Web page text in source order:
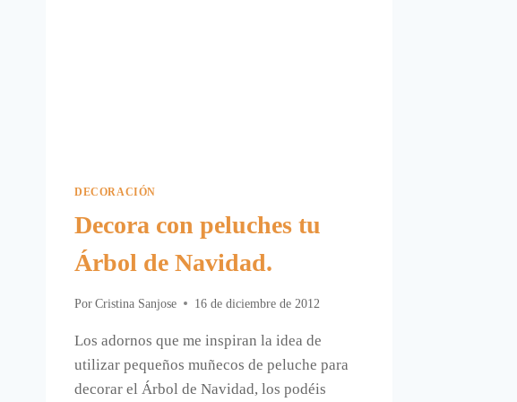
DECORACIÓN
Decora con peluches tu
Árbol de Navidad.
Por Cristina Sanjose 16 de diciembre de 2012
Los adornos que me inspiran la idea de
utilizar pequeños muñecos de peluche para
decorar el Árbol de Navidad, los podéis